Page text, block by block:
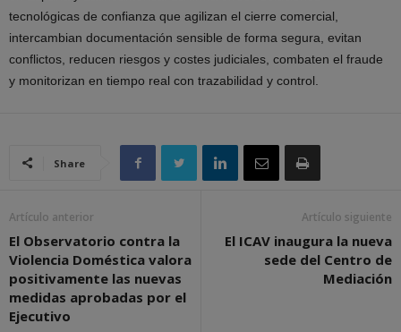
tecnológicas de confianza que agilizan el cierre comercial,
intercambian documentación sensible de forma segura, evitan
conflictos, reducen riesgos y costes judiciales, combaten el fraude
y monitorizan en tiempo real con trazabilidad y control.
Share
Artículo anterior
El Observatorio contra la
Violencia Doméstica valora
positivamente las nuevas
medidas aprobadas por el
Ejecutivo
Artículo siguiente
El ICAV inaugura la nueva
sede del Centro de
Mediación